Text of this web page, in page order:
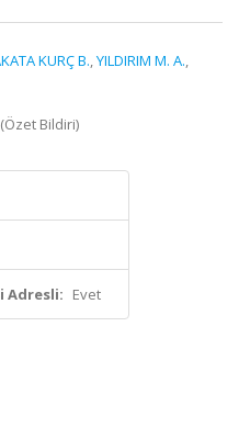
KURÇ B.,YILDIRIM M. A.,
Bildiri)
Adresli: Evet